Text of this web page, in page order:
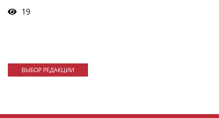
19
ВЫБОР РЕДАКЦИИ